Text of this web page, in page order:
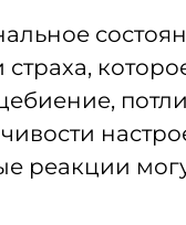
реакции